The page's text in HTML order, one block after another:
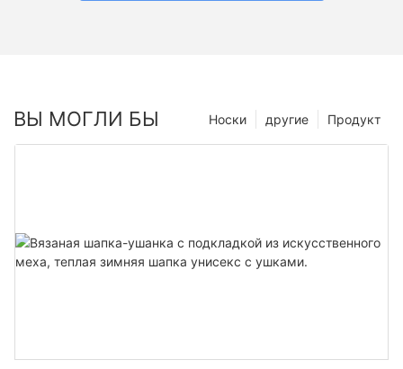
ВЫ МОГЛИ БЫ Продукт
другие
Носки